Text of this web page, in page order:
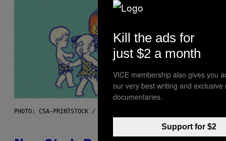
PHOTO: CSA-PRINTSTOCK / GETTY IMAGES
Kill the ads for
just $2 a month
VICE membership also gives you
our very best writing and exclusive
documentaries.
Support for $2